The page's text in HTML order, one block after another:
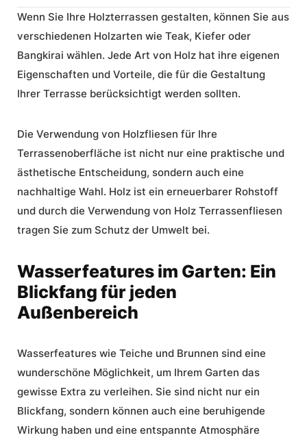
Wenn Sie Ihre Holzterrassen gestalten, können Sie aus
verschiedenen Holzarten wie Teak, Kiefer oder
Bangkirai wählen. Jede Art von Holz hat ihre eigenen
Eigenschaften und Vorteile, die für die Gestaltung
Ihrer Terrasse berücksichtigt werden sollten.
Die Verwendung von Holzfliesen für Ihre
Terrassenoberfläche ist nicht nur eine praktische und
ästhetische Entscheidung, sondern auch eine
nachhaltige Wahl. Holz ist ein erneuerbarer Rohstoff
und durch die Verwendung von Holz Terrassenfliesen
tragen Sie zum Schutz der Umwelt bei.
Wasserfeatures im Garten: Ein
Blickfang für jeden
Außenbereich
Wasserfeatures wie Teiche und Brunnen sind eine
wunderschöne Möglichkeit, um Ihrem Garten das
gewisse Extra zu verleihen. Sie sind nicht nur ein
Blickfang, sondern können auch eine beruhigende
Wirkung haben und eine entspannte Atmosphäre